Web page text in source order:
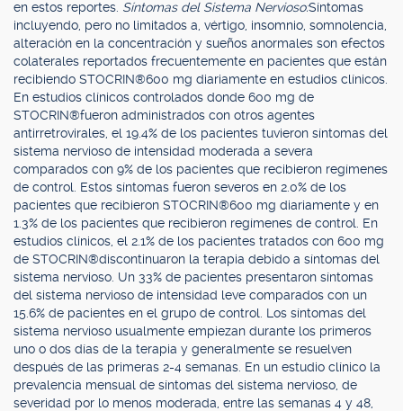
en estos reportes. Síntomas del Sistema Nervioso:Síntomas
incluyendo, pero no limitados a, vértigo, insomnio, somnolencia,
alteración en la concentración y sueños anormales son efectos
colaterales reportados frecuentemente en pacientes que están
recibiendo STOCRIN®600 mg diariamente en estudios clínicos.
En estudios clínicos controlados donde 600 mg de
STOCRIN®fueron administrados con otros agentes
antirretrovirales, el 19.4% de los pacientes tuvieron síntomas del
sistema nervioso de intensidad moderada a severa
comparados con 9% de los pacientes que recibieron regímenes
de control. Estos síntomas fueron severos en 2.0% de los
pacientes que recibieron STOCRIN®600 mg diariamente y en
1.3% de los pacientes que recibieron regímenes de control. En
estudios clínicos, el 2.1% de los pacientes tratados con 600 mg
de STOCRIN®discontinuaron la terapia debido a síntomas del
sistema nervioso. Un 33% de pacientes presentaron síntomas
del sistema nervioso de intensidad leve comparados con un
15.6% de pacientes en el grupo de control. Los síntomas del
sistema nervioso usualmente empiezan durante los primeros
uno o dos días de la terapia y generalmente se resuelven
después de las primeras 2-4 semanas. En un estudio clínico la
prevalencia mensual de síntomas del sistema nervioso, de
severidad por lo menos moderada, entre las semanas 4 y 48,